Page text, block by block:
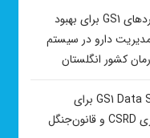
استفاده از استانداردهای GS1 برای بهبود
مدیریت دارو در سیستم
کشور انگلستان
استفاده از GS1 Data Source برای
دستورالعمل پایداری CSRD و قانون‌جنگل